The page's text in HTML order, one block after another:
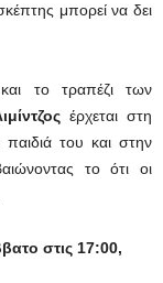
μπορεί να δει
το τραπέζι των
έρχεται στη
παιδιά του και στην
το ότι οι
στις 17:00,